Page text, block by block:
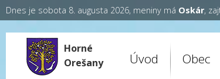
Dnes je sobota 8. augusta 2026, meniny má Oskár,
Horné
Orešany
Úvod Obec